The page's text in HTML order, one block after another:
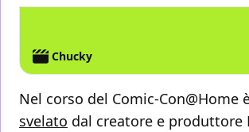
Chucky
Nel corso del Comic-Con@Home
svelato dal creatore e produttore